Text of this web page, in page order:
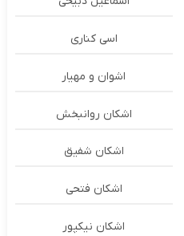
اسی کناری
اشوان و مهیار
اشکان روانبخش
اشکان شفیق
اشکان فتحی
اشکان نیکپور